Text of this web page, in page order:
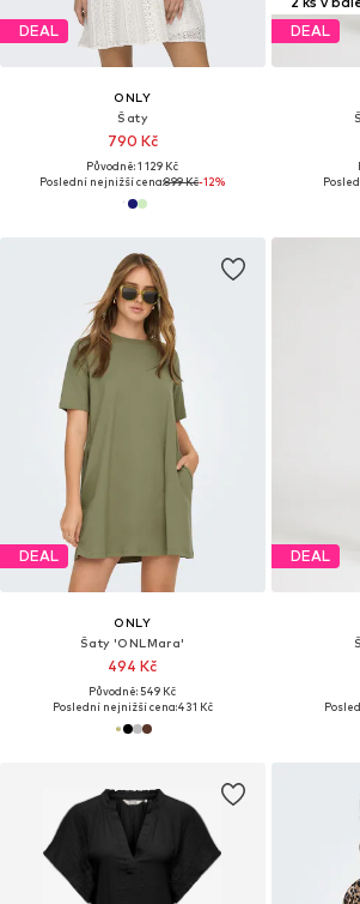
DEAL
ONLY
Šaty
790 Kč
Původně: 1 129 Kč
Poslední nejnižší cena:899 Kč-12%
DEAL
DEAL
ONLY
Šaty 'ONLMara'
494 Kč
Původně: 549 Kč
Poslední nejnižší cena:431 Kč
DEAL